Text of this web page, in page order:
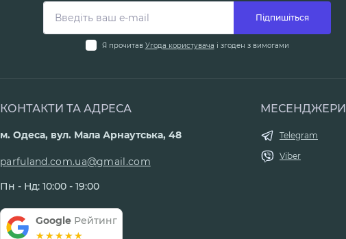
Підпишіться
Я прочитав Угода користувача і згоден з вимогами
КОНТАКТИ ТА АДРЕСА
м. Одеса, вул. Мала Арнаутська, 48
parfuland.com.ua@gmail.com
Пн - Нд: 10:00 - 19:00
Google Рейтинг
МЕСЕНДЖЕРИ
Telegram
Viber